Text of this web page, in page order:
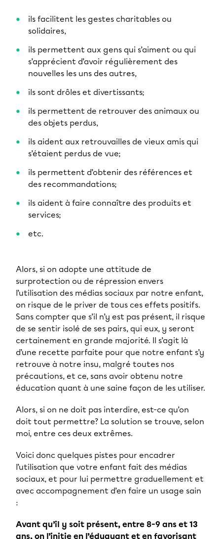
ils facilitent les gestes charitables ou
solidaires,
ils permettent aux gens qui s’aiment ou qui
s’apprécient d’avoir régulièrement des
nouvelles les uns des autres,
ils sont drôles et divertissants;
ils permettent de retrouver des animaux ou
des objets perdus,
ils aident aux retrouvailles de vieux amis qui
s’étaient perdus de vue;
ils permettent d’obtenir des références et
des recommandations;
ils aident à faire connaître des produits et
services;
etc.
Alors, si on adopte une attitude de
surprotection ou de répression envers
l’utilisation des médias sociaux par notre enfant,
on risque de le priver de tous ces effets positifs.
Sans compter que s’il n’y est pas présent, il risque
de se sentir isolé de ses pairs, qui eux, y seront
certainement en grande majorité. Il s’agit là
d’une recette parfaite pour que notre enfant s’y
retrouve à notre insu, malgré toutes nos
précautions, et ce, sans avoir obtenu notre
éducation quant à une saine façon de les utiliser.
Alors, si on ne doit pas interdire, est-ce qu’on
doit tout permettre? La solution se trouve, selon
moi, entre ces deux extrêmes.
Voici donc quelques pistes pour encadrer
l’utilisation que votre enfant fait des médias
sociaux, et pour lui permettre graduellement et
avec accompagnement d’en faire un usage sain
:
Avant qu’il y soit présent, entre 8-9 ans et 13
ans, on l’initie en l’éduquant et en favorisant